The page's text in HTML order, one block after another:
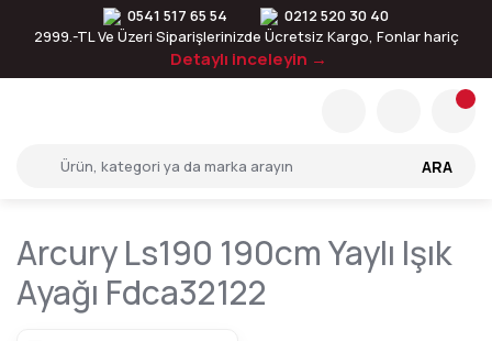
0541 517 65 54
0212 520 30 40
2999.-TL Ve Üzeri Siparişlerinizde Ücretsiz Kargo, Fonlar hariç
Detaylı inceleyin →
ARA
Arcury Ls190 190cm Yaylı Işık
Ayağı Fdca32122